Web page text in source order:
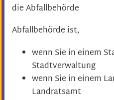
die Abfallbehörde
Abfallbehörde ist,
wenn Sie in einem
Stadtverwaltung
wenn Sie in einem
Landratsamt